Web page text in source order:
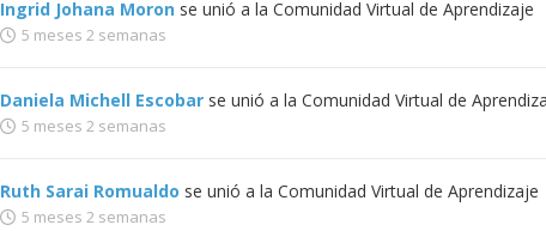
Ingrid Johana Moron se unió a la Comunidad Virtual de Aprendizaje
5 meses 2 semanas
Daniela Michell Escobar se unió a la Comunidad Virtual de
5 meses 2 semanas
Ruth Sarai Romualdo se unió a la Comunidad Virtual de Aprendizaje
5 meses 2 semanas